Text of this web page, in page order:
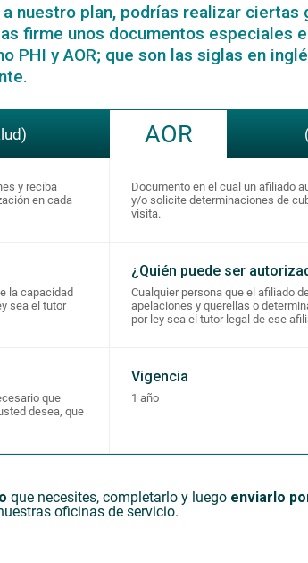
nuestro plan, podrías realizar
firme unos documentos especiales
PHI y AOR; que son las siglas en
AOR
y reciba
en cada
Documento en el cual un afiliado
y/o solicite determinaciones de
visita.
la capacidad
sea el tutor
¿Quién puede ser
Cualquier persona que el afiliado
apelaciones y querellas o
por ley sea el tutor legal de ese
que
desea, que
Vigencia
1 año
que necesites, completarlo y luego enviarlo
oficinas de servicio.